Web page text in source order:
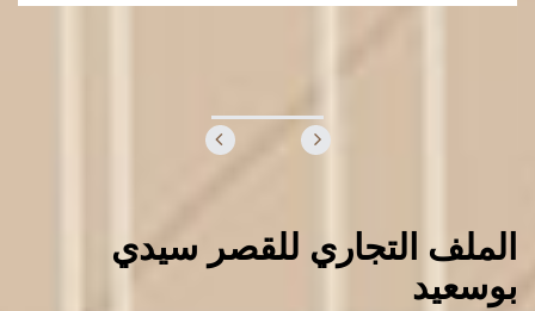
الملف التجاري للقصر سيدي
بوسعيد